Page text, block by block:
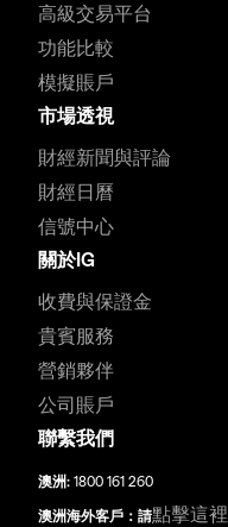
高級交易平台
功能比較
模擬賬戶
市場透視
財經新聞與評論
財經日曆
信號中心
關於IG
收費與保證金
貴賓服務
營銷夥伴
公司賬戶
聯繫我們
澳洲: 1800 161 260
澳洲海外客戶：請點擊這裡